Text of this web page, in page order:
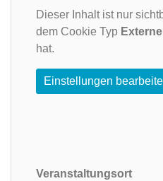
Dieser Inhalt ist nur
dem Cookie Typ
hat.
Einstellungen
Veranstaltungsort